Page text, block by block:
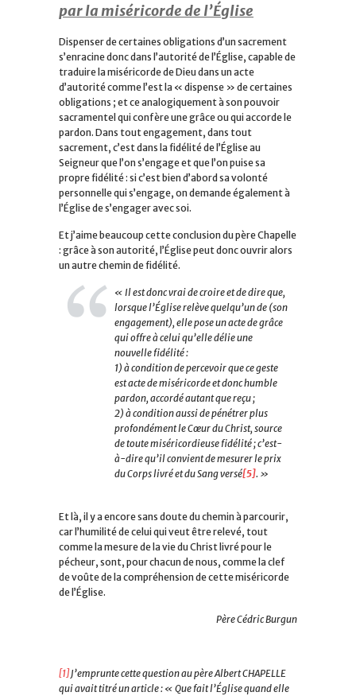
par la miséricorde de l’Église
Dispenser de certaines obligations d’un sacrement
s’enracine donc dans l’autorité de l’Église, capable de
traduire la miséricorde de Dieu dans un acte
d’autorité comme l’est la « dispense » de certaines
obligations ; et ce analogiquement à son pouvoir
sacramentel qui confère une grâce ou qui accorde le
pardon. Dans tout engagement, dans tout
sacrement, c’est dans la fidélité de l’Église au
Seigneur que l’on s’engage et que l’on puise sa
propre fidélité : si c’est bien d’abord sa volonté
personnelle qui s’engage, on demande également à
l’Église de s’engager avec soi.
Et j’aime beaucoup cette conclusion du père Chapelle
: grâce à son autorité, l’Église peut donc ouvrir alors
un autre chemin de fidélité.
« Il est donc vrai de croire et de dire que,
lorsque l’Église relève quelqu’un de (son
engagement), elle pose un acte de grâce
qui offre à celui qu’elle délie une
nouvelle fidélité :
1) à condition de percevoir que ce geste
est acte de miséricorde et donc humble
pardon, accordé autant que reçu ;
2) à condition aussi de pénétrer plus
profondément le Cœur du Christ, source
de toute miséricordieuse fidélité ; c’est-
à-dire qu’il convient de mesurer le prix
du Corps livré et du Sang versé[5]. »
Et là, il y a encore sans doute du chemin à parcourir,
car l’humilité de celui qui veut être relevé, tout
comme la mesure de la vie du Christ livré pour le
pécheur, sont, pour chacun de nous, comme la clef
de voûte de la compréhension de cette miséricorde
de l’Église.
Père Cédric Burgun
[1]J’emprunte cette question au père Albert CHAPELLE
qui avait titré un article : « Que fait l’Église quand elle